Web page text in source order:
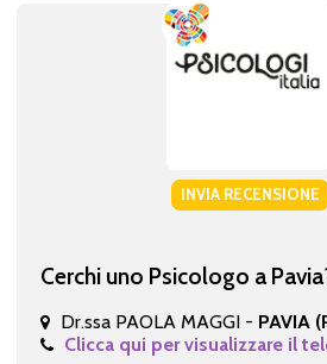
INVIA RECENSIONE
Cerchi uno Psicologo a
Dr.ssa PAOLA MAGGI - PAVIA
Clicca qui per visualizzare il